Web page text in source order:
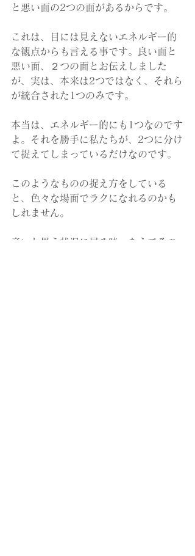
と悪い面の2つの面があるからです。
これは、目には見えないエネルギー的
な観点からも言える事です。良い面と
悪い面、２つの面とお伝えしました
が、実は、本来は2つではなく、それら
が統合された1つのみです。
本当は、エネルギー的にも1つなのです
よ。それを勝手に私たちが、2つに分け
て捉えてしまっているだけなのです。
このようなものの捉え方をしている
と、色々な場面でラクになれるのかも
しれません。
辛いと思う状況に居る時、あえてその